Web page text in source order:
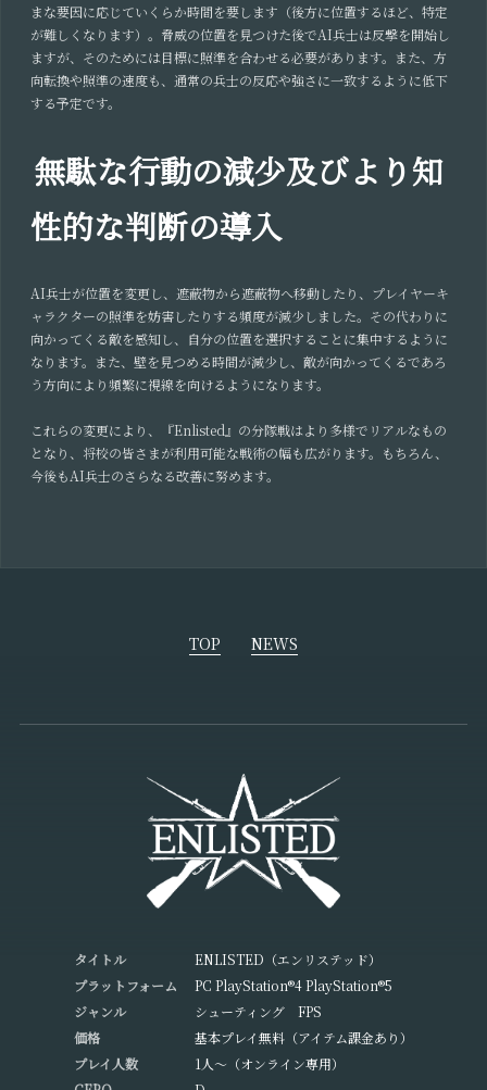
まな要因に応じていくらか時間を要します（後方に位置するほど、特定
が難しくなります）。脅威の位置を見つけた後でAI兵士は反撃を開始し
ますが、そのためには目標に照準を合わせる必要があります。また、方
向転換や照準の速度も、通常の兵士の反応や強さに一致するように低下
する予定です。
無駄な行動の減少及びより知
性的な判断の導入
AI兵士が位置を変更し、遮蔽物から遮蔽物へ移動したり、プレイヤーキ
ャラクターの照準を妨害したりする頻度が減少しました。その代わりに
向かってくる敵を感知し、自分の位置を選択することに集中するように
なります。また、壁を見つめる時間が減少し、敵が向かってくるであろ
う方向により頻繁に視線を向けるようになります。
これらの変更により、『Enlisted』の分隊戦はより多様でリアルなもの
となり、将校の皆さまが利用可能な戦術の幅も広がります。もちろん、
今後もAI兵士のさらなる改善に努めます。
TOP NEWS
タイトル
ENLISTED（エンリステッド）
プラットフォーム
PC PlayStation®4 PlayStation®5
ジャンル
シューティング FPS
価格
基本プレイ無料（アイテム課金あり）
プレイ人数
1人～（オンライン専用）